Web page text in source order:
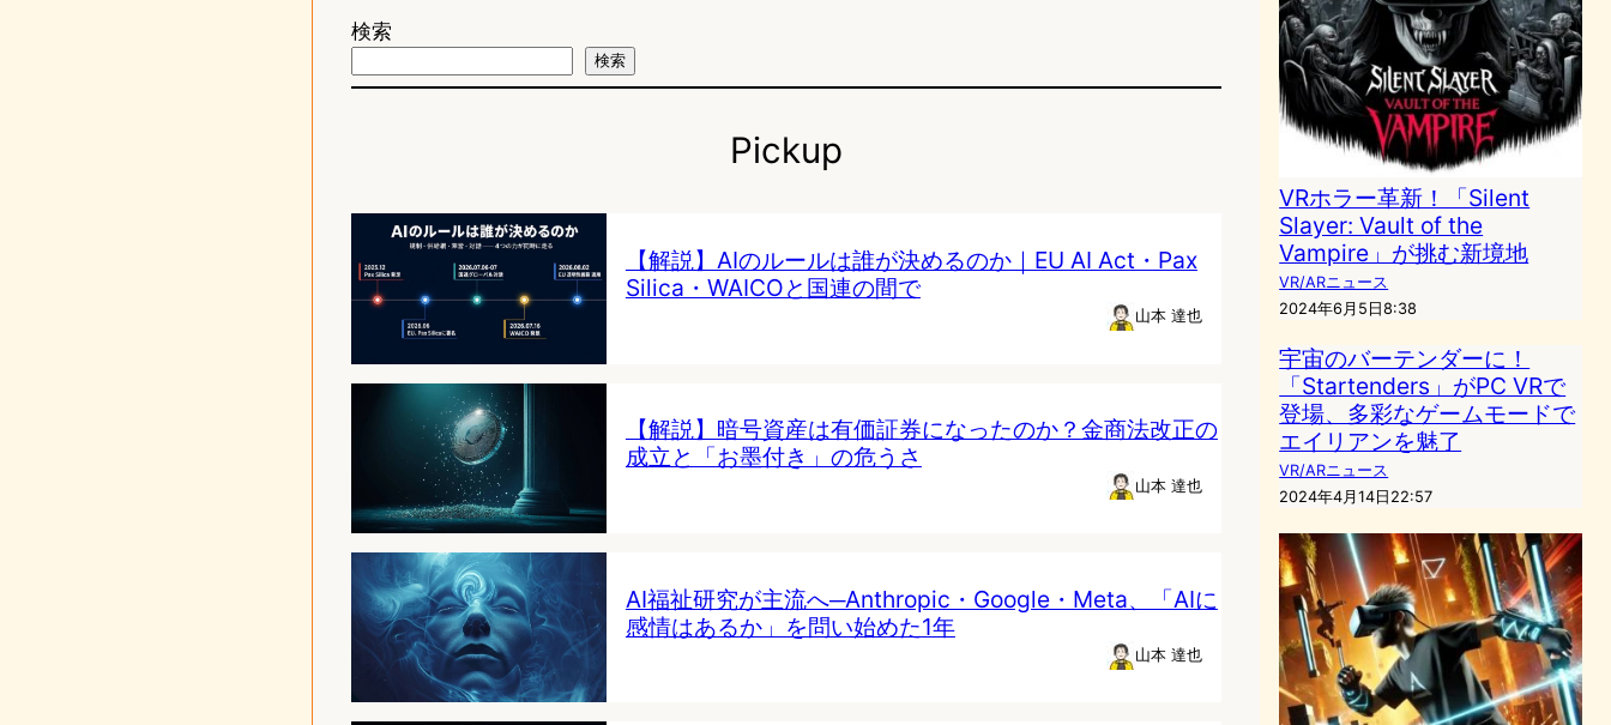
検索
検索
Pickup
【解説】AIのルールは誰が決めるのか｜EU AI Act・Pax
Silica・WAICOと国連の間で
山本 達也
【解説】暗号資産は有価証券になったのか？金商法改正の
成立と「お墨付き」の危うさ
山本 達也
AI福祉研究が主流へ─Anthropic・Google・Meta、「AIに
感情はあるか」を問い始めた1年
山本 達也
VRホラー革新！「Silent
Slayer: Vault of the
Vampire」が挑む新境地
VR/ARニュース
2024年6月5日8:38
宇宙のバーテンダーに！
「Startenders」がPC VRで
登場、多彩なゲームモードで
エイリアンを魅了
VR/ARニュース
2024年4月14日22:57